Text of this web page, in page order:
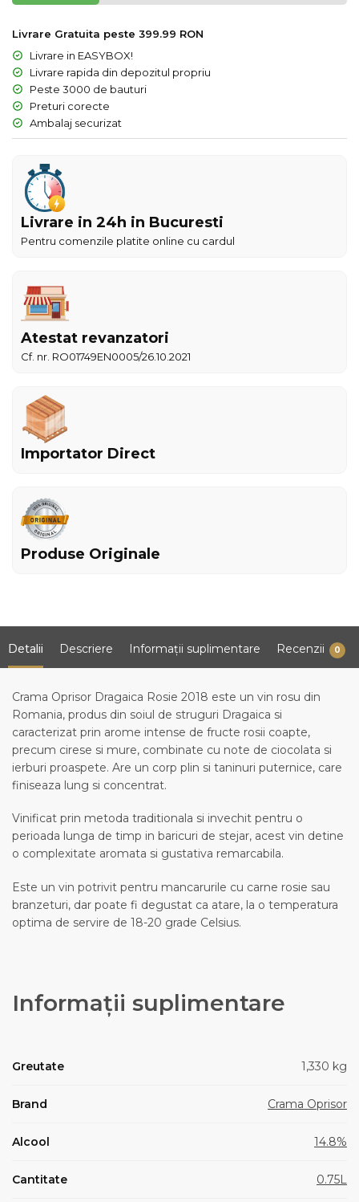
Livrare Gratuita peste 399.99 RON
Livrare in EASYBOX!
Livrare rapida din depozitul propriu
Peste 3000 de bauturi
Preturi corecte
Ambalaj securizat
Livrare in 24h in Bucuresti
Pentru comenzile platite online cu cardul
Atestat revanzatori
Cf. nr. RO01749EN0005/26.10.2021
Importator Direct
Produse Originale
Detalii Descriere Informații suplimentare Recenzii 0
Crama Oprisor Dragaica Rosie 2018 este un vin rosu din
Romania, produs din soiul de struguri Dragaica si
caracterizat prin arome intense de fructe rosii coapte,
precum cirese si mure, combinate cu note de ciocolata si
ierburi proaspete. Are un corp plin si taninuri puternice, care
finiseaza lung si concentrat.
Vinificat prin metoda traditionala si invechit pentru o
perioada lunga de timp in baricuri de stejar, acest vin detine
o complexitate aromata si gustativa remarcabila.
Este un vin potrivit pentru mancarurile cu carne rosie sau
branzeturi, dar poate fi degustat ca atare, la o temperatura
optima de servire de 18-20 grade Celsius.
Informații suplimentare
Greutate 1,330 kg
Brand Crama Oprisor
Alcool 14.8%
Cantitate 0.75L